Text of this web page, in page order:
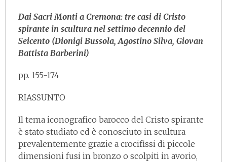
Dai Sacri Monti a Cremona: tre casi di Cristo
spirante in scultura nel settimo decennio del
Seicento (Dionigi Bussola, Agostino Silva, Giovan
Battista Barberini)
pp. 155-174
RIASSUNTO
Il tema iconografico barocco del Cristo spirante
è stato studiato ed è conosciuto in scultura
prevalentemente grazie a crocifissi di piccole
dimensioni fusi in bronzo o scolpiti in avorio,